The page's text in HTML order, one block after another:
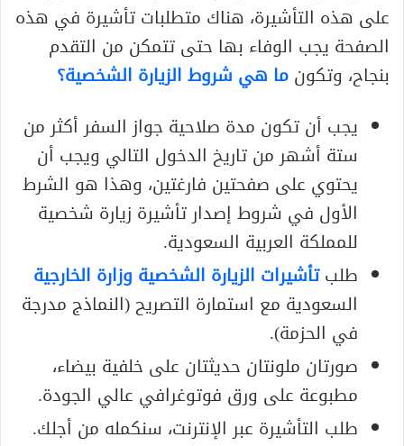
على هذه التأشيرة، هناك متطلبات تأشيرة في هذه
الصفحة يجب الوفاء بها حتى تتمكن من التقدم
بنجاح، وتكونما هي شروط الزيارة الشخصية؟
يجب أن تكون مدة صلاحية جواز السفر أكثر من
ستة أشهر من تاريخ الدخول التالي ويجب أن
يحتوي على صفحتين فارغتين، وهذا هو الشرط
الأول في شروط إصدار تأشيرة زيارة شخصية
للمملكة العربية السعودية.
طلبتأشيرات الزيارة الشخصية وزارة الخارجية
السعودية مع استمارة التصريح (النماذج مدرجة
في الحزمة).
صورتان ملونتان حديثتان على خلفية بيضاء،
مطبوعة على ورق فوتوغرافي عالي الجودة.
طلب التأشيرة عبر الإنترنت، سنكمله من أجلك.